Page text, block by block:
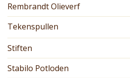
Rembrandt Olieverf
Tekenspullen
Stiften
Stabilo Potloden